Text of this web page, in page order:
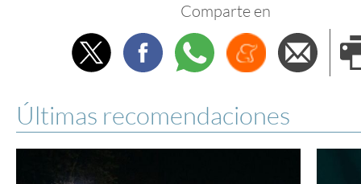
Comparte en
TwitterFacebookWhatsappMenéame
Últimas recomendaciones